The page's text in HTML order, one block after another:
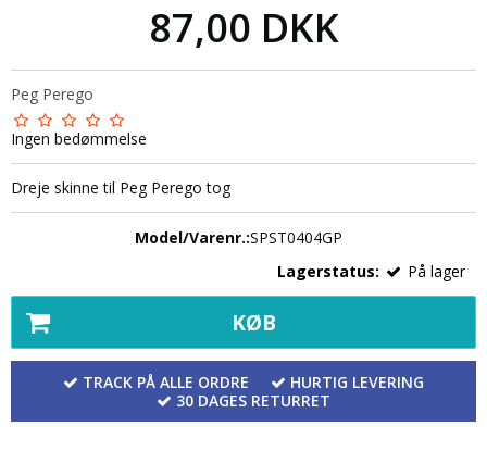
87,00 DKK
Peg Perego
Ingen bedømmelse
Dreje skinne til Peg Perego tog
Model/Varenr.:SPST0404GP
Lagerstatus:
På lager
KØB
TRACK PÅ ALLE ORDRE
HURTIG LEVERING
30 DAGES RETURRET